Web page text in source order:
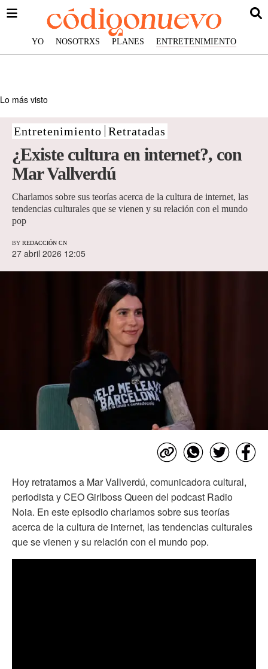
YO NOSOTRXS PLANES ENTRETENIMIENTO
Lo más visto
Entretenimiento Retratadas
¿Existe cultura en internet?, con
Mar Vallverdú
Charlamos sobre sus teorías acerca de la cultura de internet, las
tendencias culturales que se vienen y su relación con el mundo
pop
BY REDACCIÓN CN
27 abril 2026 12:05
Hoy retratamos a Mar Vallverdú, comunicadora cultural,
periodista y CEO Girlboss Queen del podcast Radio
Noia. En este episodio charlamos sobre sus teorías
acerca de la cultura de internet, las tendencias culturales
que se vienen y su relación con el mundo pop.